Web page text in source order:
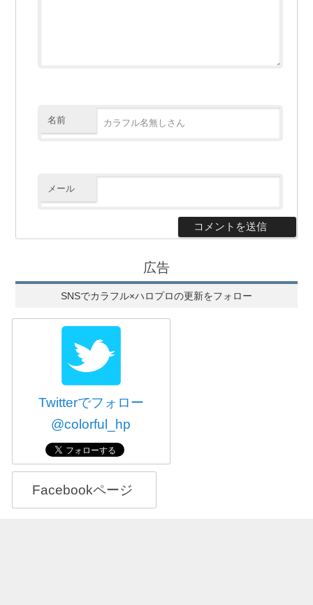
名前
メール
広告
SNSでカラフル×ハロプロの更新をフォロー
Twitterでフォロー
@colorful_hp
Facebookページ